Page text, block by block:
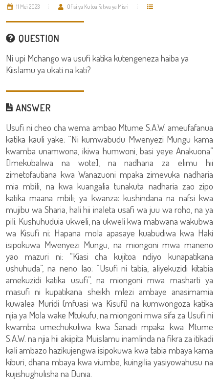
11 Mei 2023 Ofisi ya Kutoa Fatwa ya Misri
QUESTION
Ni upi Mchango wa usufi katika kutengeneza haiba ya
Kiislamu ya ukati na kati?
ANSWER
Usufi ni cheo cha wema ambao Mtume S.A.W. ameufafanua
katika kauli yake: “Ni kumwabudu Mwenyezi Mungu kama
kwamba unamwona, ikiwa humwoni, basi yeye Anakuona”
[Imekubaliwa na wote], na nadharia za elimu hii
zimetofautiana kwa Wanazuoni mpaka zimevuka nadharia
mia mbili, na kwa kuangalia tunakuta nadharia zao zipo
katika maana mbili; ya kwanza: kushindana na nafsi kwa
mujibu wa Sharia, hali hii inaleta usafi wa juu wa roho, na ya
pili: Kushuhuduia ukweli, na ukweli kwa mabwana wakubwa
wa Kisufi ni: Hapana mola apasaye kuabudiwa kwa Haki
isipokuwa Mwenyezi Mungu, na miongoni mwa maneno
yao mazuri ni: “Kiasi cha kujitoa ndiyo kunapatikana
ushuhuda”, na neno lao: “Usufi ni tabia, aliyekuzidi kitabia
amekuzidi katika usufi”, na miongoni mwa masharti ya
masufi ni kupatikana sheikh mlezi ambaye anasimamia
kuwalea Muridi (mfuasi wa Kisufi) na kumwongoza katika
njia ya Mola wake Mtukufu, na miongoni mwa sifa za Usufi ni
kwamba umechukuliwa kwa Sanadi mpaka kwa Mtume
S.A.W. na njia hii akiipita Muislamu inamlinda na fikra za itikadi
kali ambazo hazikujengwa isipokuwa kwa tabia mbaya kama
kiburi, dhana mbaya kwa viumbe, kuingilia yasiyowahusu na
kujishughulisha na Dunia.